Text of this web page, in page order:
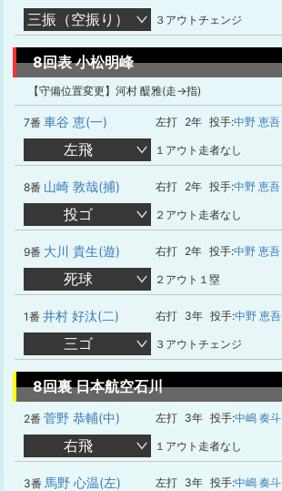
三振（空振り） ３アウトチェンジ
8回表 小松明峰
【守備位置変更】河村 醍雅(走→指)
7番 車谷 恵(一) 左打 2年 投手:中野 恵吾
左飛 １アウト走者なし
8番 山崎 敦哉(捕) 右打 2年 投手:中野 恵吾
投ゴ ２アウト走者なし
9番 大川 貴生(遊) 右打 2年 投手:中野 恵吾
死球 ２アウト１塁
1番 井村 好汰(二) 右打 3年 投手:中野 恵吾
三ゴ ３アウトチェンジ
8回裏 日本航空石川
2番 菅野 恭輔(中) 左打 3年 投手:中嶋 奏斗
右飛 １アウト走者なし
3番 馬野 心温(左) 左打 3年 投手:中嶋 奏斗